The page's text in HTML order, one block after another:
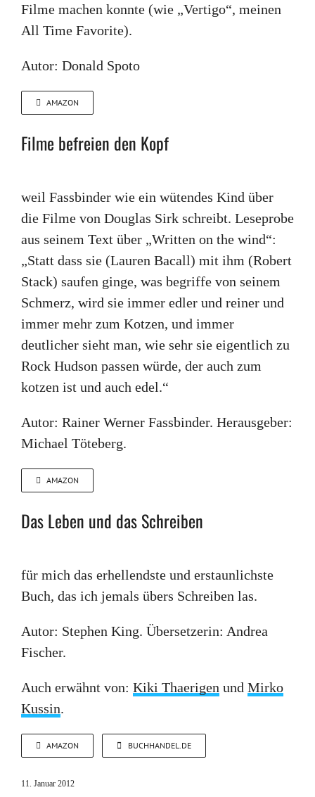
Filme machen konnte (wie „Vertigo“, meinen
All Time Favorite).
Autor: Donald Spoto
AMAZON
Filme befreien den Kopf
weil Fassbinder wie ein wütendes Kind über
die Filme von Douglas Sirk schreibt. Leseprobe
aus seinem Text über „Written on the wind“:
„Statt dass sie (Lauren Bacall) mit ihm (Robert
Stack) saufen ginge, was begriffe von seinem
Schmerz, wird sie immer edler und reiner und
immer mehr zum Kotzen, und immer
deutlicher sieht man, wie sehr sie eigentlich zu
Rock Hudson passen würde, der auch zum
kotzen ist und auch edel.“
Autor: Rainer Werner Fassbinder. Herausgeber:
Michael Töteberg.
AMAZON
Das Leben und das Schreiben
für mich das erhellendste und erstaunlichste
Buch, das ich jemals übers Schreiben las.
Autor: Stephen King. Übersetzerin: Andrea
Fischer.
Auch erwähnt von: Kiki Thaerigen und Mirko
Kussin.
AMAZON BUCHHANDEL.DE
11. Januar 2012